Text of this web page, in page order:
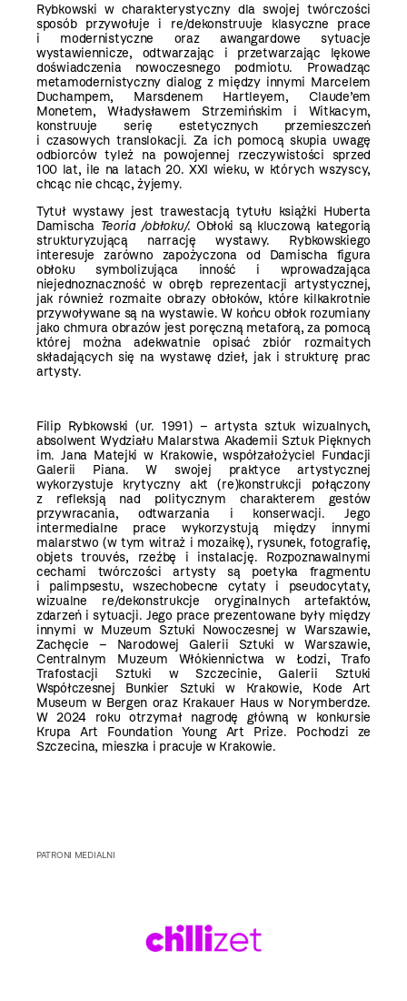
Rybkowski w charakterystyczny dla swojej twórczości
sposób przywołuje i re/dekonstruuje klasyczne prace
i modernistyczne oraz awangardowe sytuacje
wystawiennicze, odtwarzając i przetwarzając lękowe
doświadczenia nowoczesnego podmiotu. Prowadząc
metamodernistyczny dialog z między innymi Marcelem
Duchampem, Marsdenem Hartleyem, Claude’em
Monetem, Władysławem Strzemińskim i Witkacym,
konstruuje serię estetycznych przemieszczeń
i czasowych translokacji. Za ich pomocą skupia uwagę
odbiorców tyleż na powojennej rzeczywistości sprzed
100 lat, ile na latach 20. XXI wieku, w których wszyscy,
chcąc nie chcąc, żyjemy.
Tytuł wystawy jest trawestacją tytułu książki Huberta
Damischa Teoria /obłoku/. Obłoki są kluczową kategorią
strukturyzującą narrację wystawy. Rybkowskiego
interesuje zarówno zapożyczona od Damischa figura
obłoku symbolizująca inność i wprowadzająca
niejednoznaczność w obręb reprezentacji artystycznej,
jak również rozmaite obrazy obłoków, które kilkakrotnie
przywoływane są na wystawie. W końcu obłok rozumiany
jako chmura obrazów jest poręczną metaforą, za pomocą
której można adekwatnie opisać zbiór rozmaitych
składających się na wystawę dzieł, jak i strukturę prac
artysty.
Filip Rybkowski (ur. 1991) – artysta sztuk wizualnych,
absolwent Wydziału Malarstwa Akademii Sztuk Pięknych
im. Jana Matejki w Krakowie, współzałożyciel Fundacji
Galerii Piana. W swojej praktyce artystycznej
wykorzystuje krytyczny akt (re)konstrukcji połączony
z refleksją nad politycznym charakterem gestów
przywracania, odtwarzania i konserwacji. Jego
intermedialne prace wykorzystują między innymi
malarstwo (w tym witraż i mozaikę), rysunek, fotografię,
objets trouvés, rzeźbę i instalację. Rozpoznawalnymi
cechami twórczości artysty są poetyka fragmentu
i palimpsestu, wszechobecne cytaty i pseudocytaty,
wizualne re/dekonstrukcje oryginalnych artefaktów,
zdarzeń i sytuacji. Jego prace prezentowane były między
innymi w Muzeum Sztuki Nowoczesnej w Warszawie,
Zachęcie – Narodowej Galerii Sztuki w Warszawie,
Centralnym Muzeum Włókiennictwa w Łodzi, Trafo
Trafostacji Sztuki w Szczecinie, Galerii Sztuki
Współczesnej Bunkier Sztuki w Krakowie, Kode Art
Museum w Bergen oraz Krakauer Haus w Norymberdze.
W 2024 roku otrzymał nagrodę główną w konkursie
Krupa Art Foundation Young Art Prize. Pochodzi ze
Szczecina, mieszka i pracuje w Krakowie.
PATRONI MEDIALNI